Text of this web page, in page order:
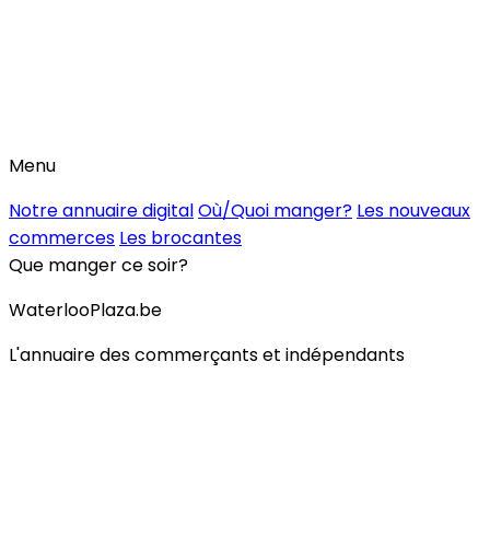
Menu
Notre annuaire digitalOù/Quoi manger? Les nouveaux
commerces Les brocantes
Que manger ce soir?
WaterlooPlaza.be
L'annuaire des commerçants et indépendants